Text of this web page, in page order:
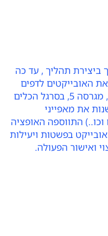
ביצירת תהליך , עד כה
האובייקטים לדפים
שהוא רוצה שהם יהיו בהם, מגרסה 5, בסרגל הכלים
את מאפייני
התווספה האופציה
בפשטות ויעילות
ואישור הפעולה.